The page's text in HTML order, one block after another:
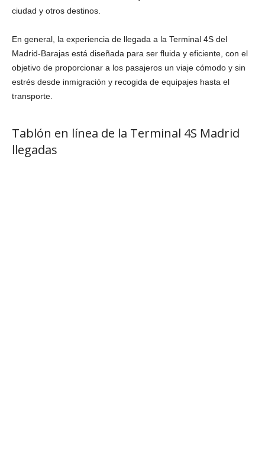
ciudad y otros destinos.
En general, la experiencia de llegada a la Terminal 4S del
Madrid-Barajas está diseñada para ser fluida y eficiente, con el
objetivo de proporcionar a los pasajeros un viaje cómodo y sin
estrés desde inmigración y recogida de equipajes hasta el
transporte.
Tablón en línea de la Terminal 4S Madrid
llegadas